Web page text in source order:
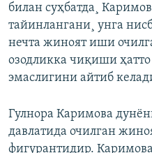
билан суҳбатда¸
тайинлангани¸ унга
нечта жиноят иши
озодликка чиқиши
эмаслигини айтиб
Гулнора Каримова
давлатида очилган
фигурантидир.